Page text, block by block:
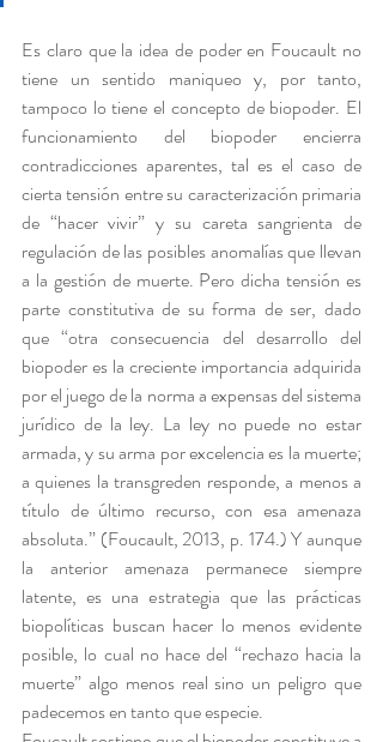
Es claro que la idea de poder en Foucault no
tiene un sentido maniqueo y, por tanto,
tampoco lo tiene el concepto de biopoder. El
funcionamiento del biopoder encierra
contradicciones aparentes, tal es el caso de
cierta tensión entre su caracterización primaria
de “hacer vivir” y su careta sangrienta de
regulación de las posibles anomalías que llevan
a la gestión de muerte. Pero dicha tensión es
parte constitutiva de su forma de ser, dado
que “otra consecuencia del desarrollo del
biopoder es la creciente importancia adquirida
por el juego de la norma a expensas del sistema
jurídico de la ley. La ley no puede no estar
armada, y su arma por excelencia es la muerte;
a quienes la transgreden responde, a menos a
título de último recurso, con esa amenaza
absoluta.” (Foucault, 2013, p. 174.) Y aunque
la anterior amenaza permanece siempre
latente, es una estrategia que las prácticas
biopolíticas buscan hacer lo menos evidente
posible, lo cual no hace del “rechazo hacia la
muerte” algo menos real sino un peligro que
padecemos en tanto que especie.